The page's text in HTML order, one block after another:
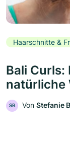
Haarschnitte &
Bali
natürliche
SB Von Stefanie